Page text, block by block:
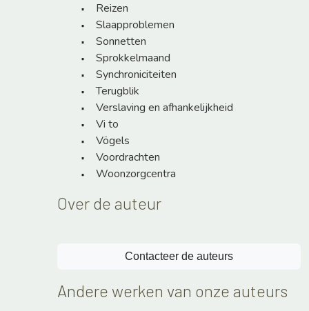
Reizen
Slaapproblemen
Sonnetten
Sprokkelmaand
Synchroniciteiten
Terugblik
Verslaving en afhankelijkheid
Vi to
Vögels
Voordrachten
Woonzorgcentra
Over de auteur
Contacteer de auteurs
Andere werken van onze auteurs